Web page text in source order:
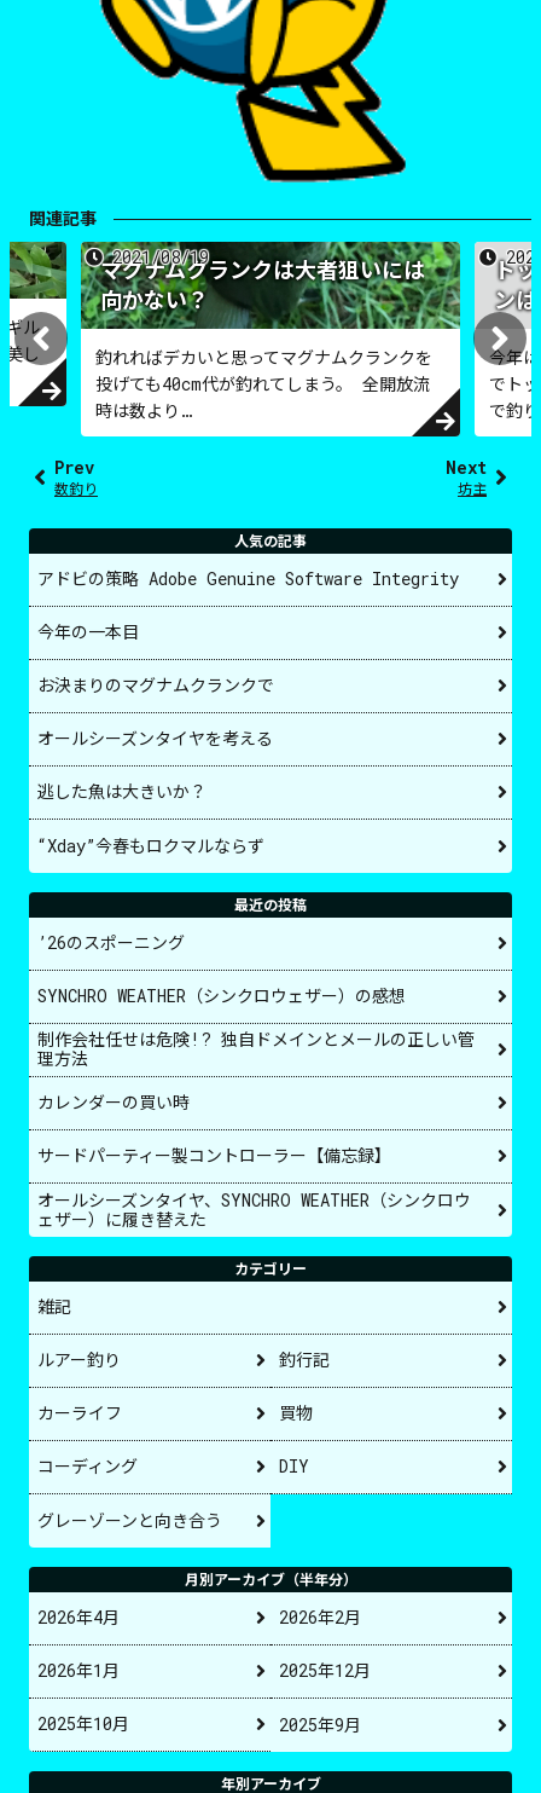
関連記事
ギル
美し
マグナムクランクは大者狙いには
向かない？
2021/08/19
釣れればデカいと思ってマグナムクランクを
投げても40cm代が釣れてしまう。 全開放流
時は数より…
ト
ン
今年
でト
で釣
Prev
数釣り
Next
坊主
人気の記事
アドビの策略 Adobe Genuine Software Integrity
今年の一本目
お決まりのマグナムクランクで
オールシーズンタイヤを考える
逃した魚は大きいか？
“Xday”今春もロクマルならず
最近の投稿
’26のスポーニング
SYNCHRO WEATHER（シンクロウェザー）の感想
制作会社任せは危険!? 独自ドメインとメールの正しい管
理方法
カレンダーの買い時
サードパーティー製コントローラー【備忘録】
オールシーズンタイヤ、SYNCHRO WEATHER（シンクロウ
ェザー）に履き替えた
カテゴリー
雑記
ルアー釣り 釣行記
カーライフ 買物
コーディング DIY
グレーゾーンと向き合う
月別アーカイブ（半年分）
2026年4月 2026年2月
2026年1月 2025年12月
2025年10月 2025年9月
年別アーカイブ